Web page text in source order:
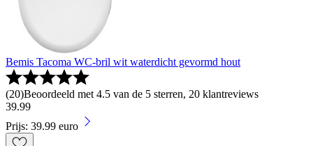
Bemis Tacoma WC-bril wit waterdicht gevormd hout
(20)Beoordeeld met 4.5 van de 5 sterren, 20 klantreviews
39.99
Prijs: 39.99 euro